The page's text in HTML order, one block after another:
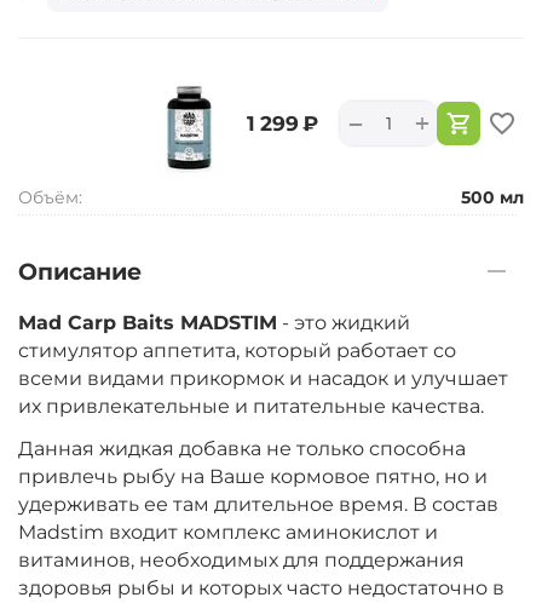
‍1 299‍ ₽ +
−
Объём: 500 мл
Описание
Mad Carp Baits MADSTIM - это жидкий
стимулятор аппетита, который работает со
всеми видами прикормок и насадок и улучшает
их привлекательные и питательные качества.
Данная жидкая добавка не только способна
привлечь рыбу на Ваше кормовое пятно, но и
удерживать ее там длительное время. В состав
Madstim входит комплекс аминокислот и
витаминов, необходимых для поддержания
здоровья рыбы и которых часто недостаточно в